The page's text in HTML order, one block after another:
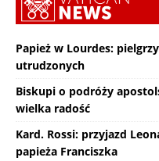
Papież w Lourdes:
utrudzonych
Biskupi o podróży
wielka radość
Kard. Rossi: przyjazd
papieża Franciszka